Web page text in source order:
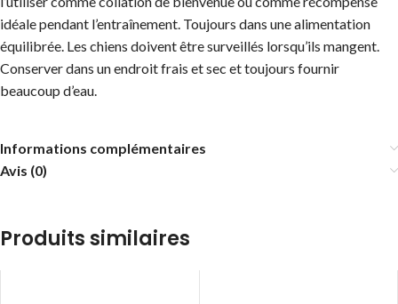
idéale pendant l’entraînement. Toujours dans une alimentation
équilibrée. Les chiens doivent être surveillés lorsqu’ils mangent.
Conserver dans un endroit frais et sec et toujours fournir
beaucoup d’eau.
Informations complémentaires
Avis (0)
Produits similaires